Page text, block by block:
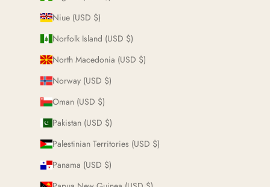
Niue (USD $)
Norfolk Island (USD $)
North Macedonia (USD $)
Norway (USD $)
Oman (USD $)
Pakistan (USD $)
Palestinian Territories (USD $)
Panama (USD $)